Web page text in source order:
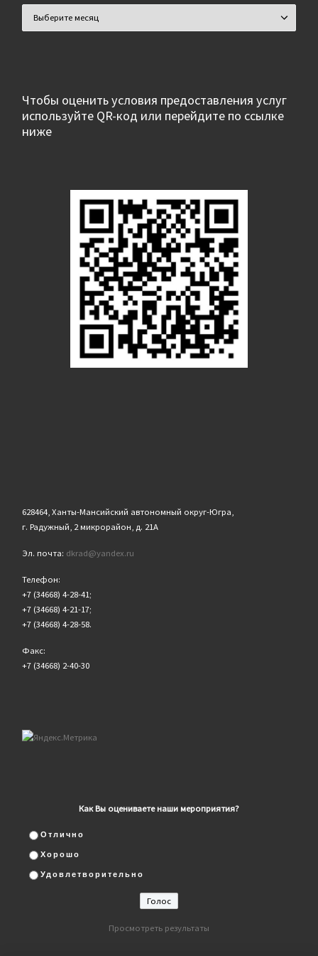
Чтобы оценить условия предоставления услуг
используйте QR-код или перейдите по ссылке
ниже
628464, Ханты-Мансийский автономный округ-Югра,
г. Радужный, 2 микрорайон, д. 21А
Эл. почта: dkrad@yandex.ru
Телефон:
+7 (34668) 4-28-41;
+7 (34668) 4-21-17;
+7 (34668) 4-28-58.
Факс:
+7 (34668) 2-40-30
Как Вы оцениваете наши мероприятия?
Отлично
Хорошо
Удовлетворительно
Просмотреть результаты